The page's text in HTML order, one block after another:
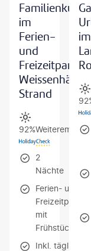
im
Ferien-
und
Freizeitpark
Weissenhäuser
Strand
92%
2
Nächte
Ferien- und
Freizeitpark
mit
Frühstück
Inkl. täglichem
im